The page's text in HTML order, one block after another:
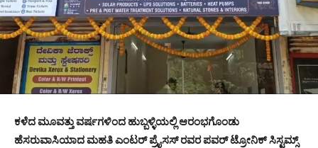
ಕಳೆದ ಮೂವತ್ತು ವರ್ಷಗಳಿಂದ ಹುಬ್ಬಳ್ಳಿಯಲ್ಲಿ ಆರಂಭಗೊಂಡು
ಹೆಸರುವಾಸಿಯಾದ ಮಹತಿ ಎಂಟರ್ ಪ್ರೈಸಸ್ ರವರ ಪವರ್ ಟ್ರೋನಿಕ್ ಸಿಸ್ಟಮ್ಸ್